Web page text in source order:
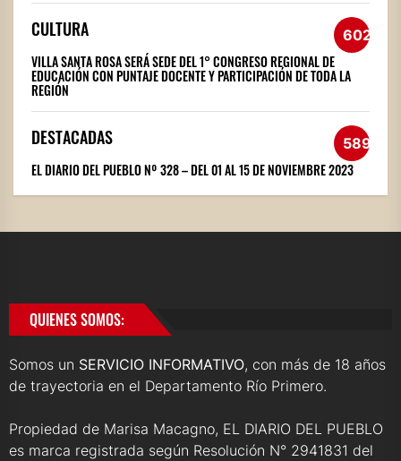
CULTURA 602
VILLA SANTA ROSA SERÁ SEDE DEL 1° CONGRESO REGIONAL DE
EDUCACIÓN CON PUNTAJE DOCENTE Y PARTICIPACIÓN DE TODA LA
REGIÓN
DESTACADAS 589
EL DIARIO DEL PUEBLO Nº 328 – DEL 01 AL 15 DE NOVIEMBRE 2023
QUIENES SOMOS:
Somos un SERVICIO INFORMATIVO, con más de 18 años
de trayectoria en el Departamento Río Primero.
Propiedad de Marisa Macagno, EL DIARIO DEL PUEBLO
es marca registrada según Resolución N° 2941831 del